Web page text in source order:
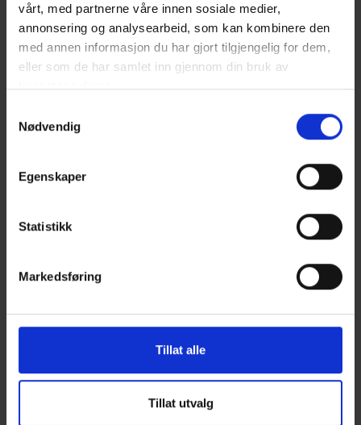
vårt, med partnerne våre innen sosiale medier,
annonsering og analysearbeid, som kan kombinere den
med annen informasjon du har gjort tilgjengelig for dem,
eller som de har samlet inn gjennom din bruk av
tjenestene deres.
Nødvendig
Egenskaper
Statistikk
Markedsføring
Tillat alle
Tillat utvalg
tilbake til varmepumpen og varmes opp på nytt.
Det er altså det samme vannet som går i sløyfe
gjennom varmerørene. Risikoen for lekkasjer skal
være helt minimal med et riktig montert anlegg
Skjult varmeanlegg
Et vannbårent varmeanlegg gjør at du slipper å
Oppvarmingssystemet ligger skjult ned i gulvet,
ønsker. Vannbårent varmesystem kan også være
med på å øke markedsverdien på huset ditt ved